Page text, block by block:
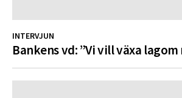
INTERVJUN
Bankens vd: ”Vi vill växa